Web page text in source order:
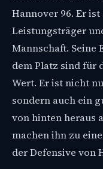
Hannover 96. Er
Leistungsträger
Mannschaft. Seine
dem Platz sind für
Wert. Er ist nicht
sondern auch ein
von hinten heraus
machen ihn zu
der Defensive von